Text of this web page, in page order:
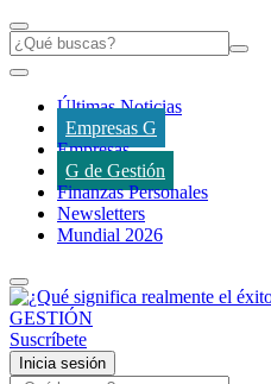
Últimas Noticias
Empresas G
Empresas
G de Gestión
Finanzas Personales
Newsletters
Mundial 2026
Suscríbete
Inicia sesión